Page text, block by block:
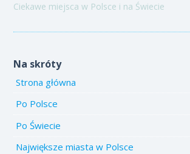
Ciekawe miejsca w Polsce i na Świecie
Na skróty
Strona główna
Po Polsce
Po Świecie
Największe miasta w Polsce